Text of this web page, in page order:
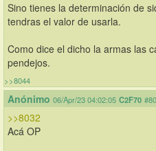
Sino tienes la determinación de
tendras el valor de usarla.
Como dice el dicho la armas las
pendejos.
>>8044
Anónimo 06/Apr/23 04:02:05 C2F70
>>8032
Acá OP